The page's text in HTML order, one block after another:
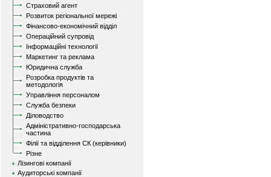
Страховий агент
Розвиток регіональної мережі
Фінансово-економічний відділ
Операційний супровід
Інформаційні технології
Маркетинг та реклама
Юридична служба
Розробка продуктів та
методологія
Управління персоналом
Служба безпеки
Діловодство
Адміністративно-господарська
частина
Філії та відділення СК (керівники)
Різне
Лізингові компанії
Аудиторські компанії